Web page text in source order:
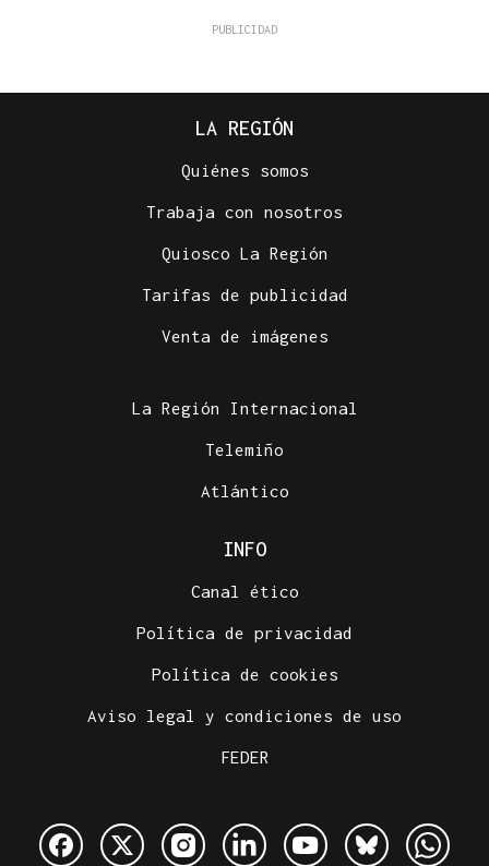
LA REGIÓN
Quiénes somos
Trabaja con nosotros
Quiosco La Región
Tarifas de publicidad
Venta de imágenes
La Región Internacional
Telemiño
Atlántico
INFO
Canal ético
Política de privacidad
Política de cookies
Aviso legal y condiciones de uso
FEDER